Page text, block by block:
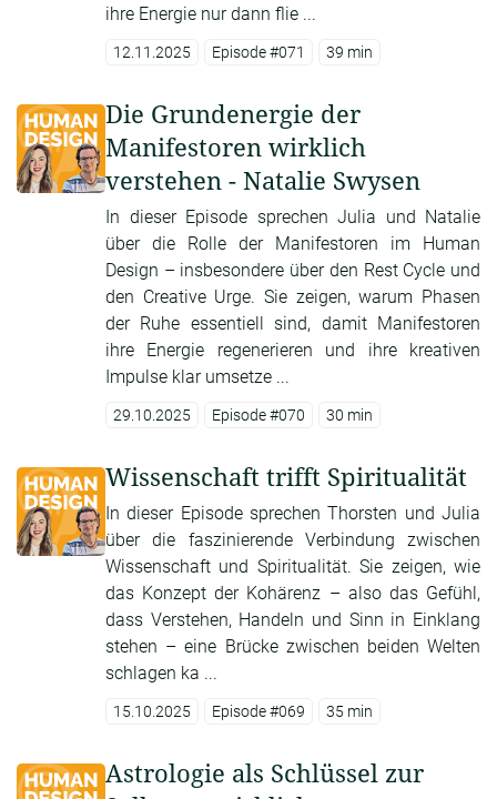
ihre Energie nur dann flie ...
12.11.2025 Episode #071 39 min
Die Grundenergie der
Manifestoren wirklich
verstehen - Natalie Swysen
In dieser Episode sprechen Julia und Natalie
über die Rolle der Manifestoren im Human
Design – insbesondere über den Rest Cycle und
den Creative Urge. Sie zeigen, warum Phasen
der Ruhe essentiell sind, damit Manifestoren
ihre Energie regenerieren und ihre kreativen
Impulse klar umsetze ...
29.10.2025 Episode #070 30 min
Wissenschaft trifft Spiritualität
In dieser Episode sprechen Thorsten und Julia
über die faszinierende Verbindung zwischen
Wissenschaft und Spiritualität. Sie zeigen, wie
das Konzept der Kohärenz – also das Gefühl,
dass Verstehen, Handeln und Sinn in Einklang
stehen – eine Brücke zwischen beiden Welten
schlagen ka ...
15.10.2025 Episode #069 35 min
Astrologie als Schlüssel zur